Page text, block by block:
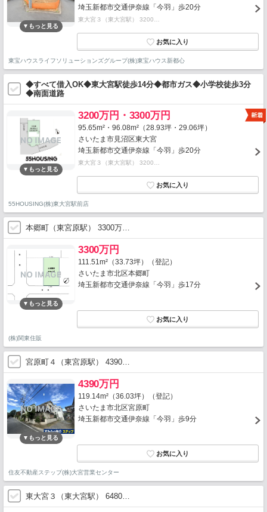
埼玉新都市交通伊奈線「今羽」歩20分
東大宮３（東大宮駅） 3200…
東宝ハウスライフソリューションズグループ(株)東宝ハウス新都心
◆すべて借入OK◆東大宮駅徒歩14分◆都市ガス◆小学校徒歩3分
◆南面道路
3200万円・3300万円
95.65m²・96.08m²（28.93坪・29.06坪）
さいたま市見沼区東大宮
埼玉新都市交通伊奈線「今羽」歩20分
東大宮３（東大宮駅） 3200…
55HOUSING(株)東大宮駅前店
本郷町（東宮原駅） 3300万…
3300万円
111.51m²（33.73坪）（登記）
さいたま市北区本郷町
埼玉新都市交通伊奈線「今羽」歩17分
(株)関東住販
宮原町４（東宮原駅） 4390…
4390万円
119.14m²（36.03坪）（登記）
さいたま市北区宮原町
埼玉新都市交通伊奈線「今羽」歩9分
住友不動産ステップ(株)大宮営業センター
東大宮３（東大宮駅） 6480…